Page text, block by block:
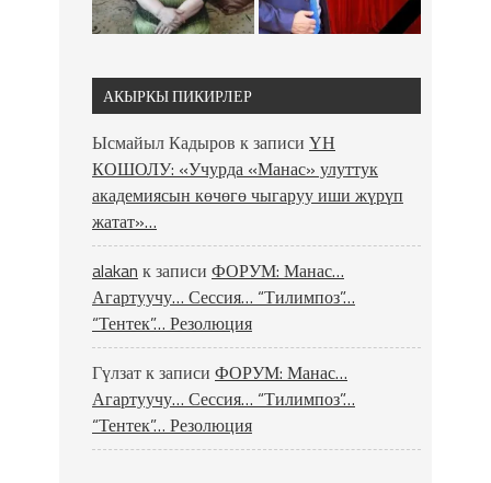
АКЫРКЫ ПИКИРЛЕР
Ысмайыл Кадыров к записи ҮН
КОШОЛУ: «Учурда «Манас» улуттук
академиясын көчөгө чыгаруу иши жүрүп
жатат»…
alakan к записи ФОРУМ: Манас…
Агартуучу… Сессия… “Тилимпоз”…
“Тентек”… Резолюция
Гүлзатк записи ФОРУМ: Манас…
Агартуучу… Сессия… “Тилимпоз”…
“Тентек”… Резолюция